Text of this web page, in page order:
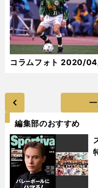
コラムフォト 2020/
編集部のおすすめ